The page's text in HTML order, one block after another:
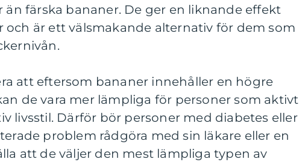
än färska bananer. De ger en liknande effekt
och är ett välsmakande alternativ för dem som
att eftersom bananer innehåller en högre
de vara mer lämpliga för personer som aktivt
livsstil. Därför bör personer med diabetes eller
problem rådgöra med sin läkare eller en
att de väljer den mest lämpliga typen av